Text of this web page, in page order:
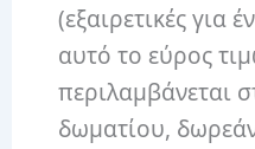
(εξαιρετικές για
αυτό το εύρος
περιλαμβάνεται
δωματίου,